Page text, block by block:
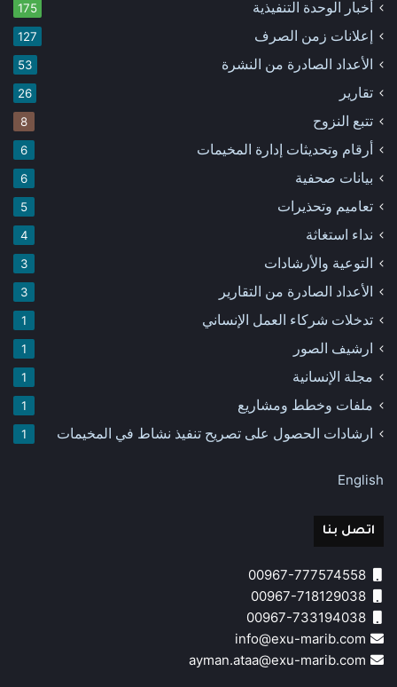
أخبار الوحدة التنفيذية 175
إعلانات زمن الصرف 127
الأعداد الصادرة من النشرة 53
تقارير 26
تتبع النزوح 8
أرقام وتحديثات إدارة المخيمات 6
بيانات صحفية 6
تعاميم وتحذيرات 5
نداء استغاثة 4
التوعية والأرشادات 3
الأعداد الصادرة من التقارير 3
تدخلات شركاء العمل الإنساني 1
ارشيف الصور 1
مجلة الإنسانية 1
ملفات وخطط ومشاريع 1
ارشادات الحصول على تصريح تنفيذ نشاط في المخيمات 1
English
اتصل بنا